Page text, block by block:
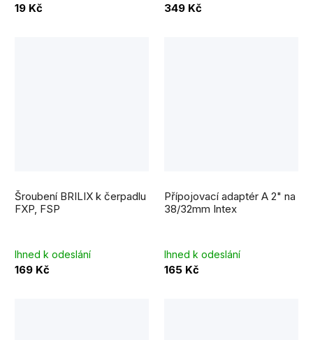
19 Kč 349 Kč
Šroubení BRILIX k čerpadlu
FXP, FSP
Ihned k odeslání
169 Kč
Přípojovací adaptér A 2" na
38/32mm Intex
hodnocení
produktu
je
5,0
Ihned k odeslání
165 Kč